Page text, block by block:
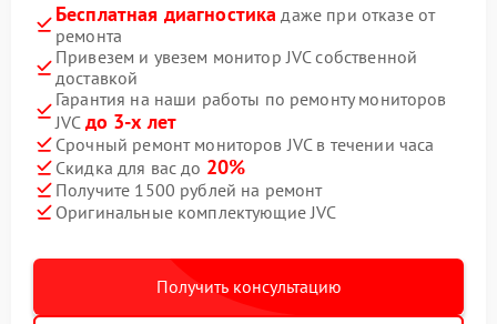
Бесплатная диагностика даже при отказе от
ремонта
Привезем и увезем монитор JVC собственной
доставкой
Гарантия на наши работы по ремонту мониторов
JVC до 3-х лет
Срочный ремонт мониторов JVC в течении часа
Скидка для вас до 20%
Получите 1500 рублей на ремонт
Оригинальные комплектующие JVC
Получить консультацию